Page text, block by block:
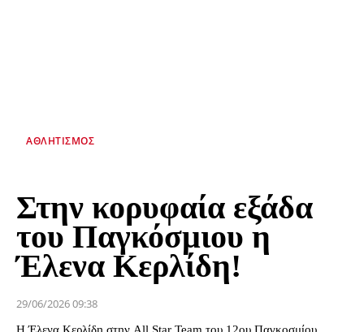
ΑΘΛΗΤΙΣΜΌΣ
Στην κορυφαία εξάδα
του Παγκόσμιου η
Έλενα Κερλίδη!
29/06/2026 09:38